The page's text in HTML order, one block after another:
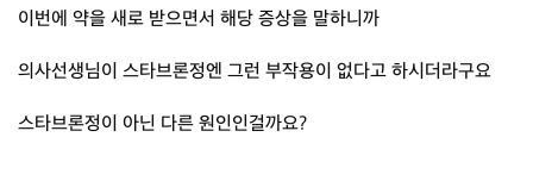
이번에 약을 새로 받으면서 해당 증상을 말하니까
의사선생님이 스타브론정엔 그런 부작용이 없다고 하시더라구요
스타브론정이 아닌 다른 원인인걸까요?